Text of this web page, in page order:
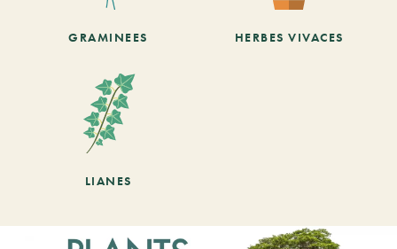
GRAMINEES HERBES VIVACES
LIANES